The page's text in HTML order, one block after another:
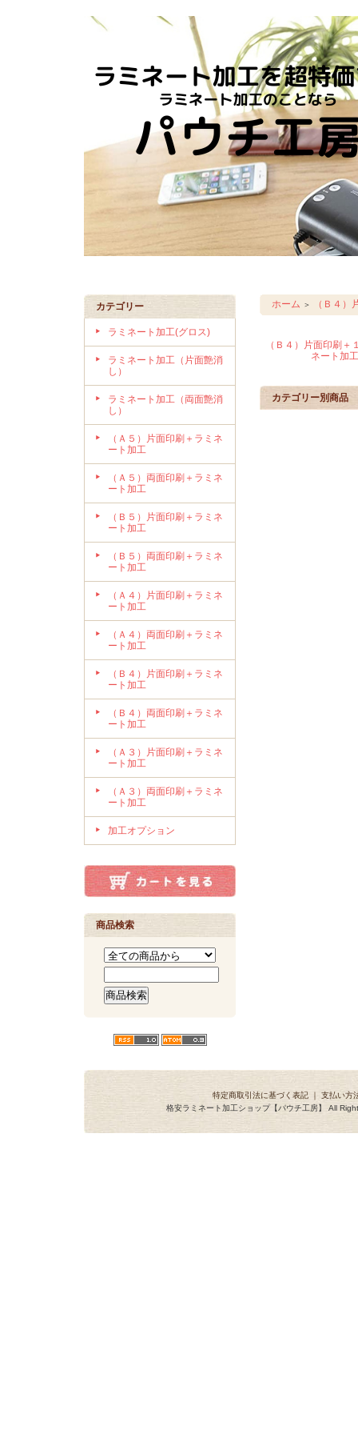
カテゴリー
ラミネート加工(グロス)
ラミネート加工（片面艶消
し）
ラミネート加工（両面艶消
し）
（Ａ５）片面印刷＋ラミネ
ート加工
（Ａ５）両面印刷＋ラミネ
ート加工
（Ｂ５）片面印刷＋ラミネ
ート加工
（Ｂ５）両面印刷＋ラミネ
ート加工
（Ａ４）片面印刷＋ラミネ
ート加工
（Ａ４）両面印刷＋ラミネ
ート加工
（Ｂ４）片面印刷＋ラミネ
ート加工
（Ｂ４）両面印刷＋ラミネ
ート加工
（Ａ３）片面印刷＋ラミネ
ート加工
（Ａ３）両面印刷＋ラミネ
ート加工
加工オプション
商品検索
ホーム ＞ （Ｂ４
（Ｂ４）片面印刷＋
ネート加工
カテゴリー別商品
特定商取引法に基づく表記 ｜ 支払い方
格安ラミネート加工ショップ【パウチ工房】 All